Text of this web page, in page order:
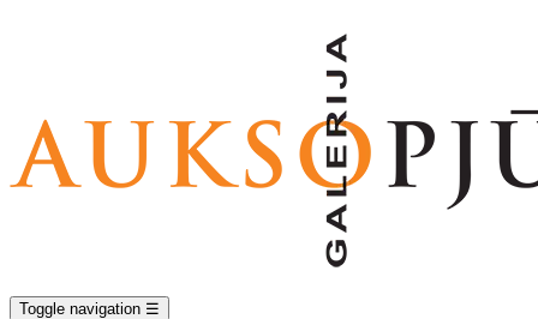
Toggle navigation ☰